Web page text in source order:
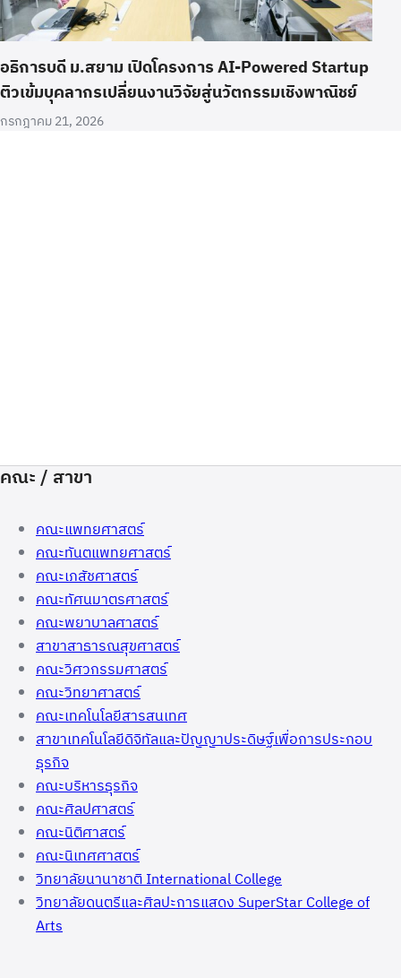
อธิการบดี ม.สยาม เปิดโครงการ AI-Powered Startup
ติวเข้มบุคลากรเปลี่ยนงานวิจัยสู่นวัตกรรมเชิงพาณิชย์
กรกฎาคม 21, 2026
คณะ / สาขา
คณะแพทยศาสตร์
คณะทันตแพทยศาสตร์
คณะเภสัชศาสตร์
คณะทัศนมาตรศาสตร์
คณะพยาบาลศาสตร์
สาขาสาธารณสุขศาสตร์
คณะวิศวกรรมศาสตร์
คณะวิทยาศาสตร์
คณะเทคโนโลยีสารสนเทศ
สาขาเทคโนโลยีดิจิทัลและปัญญาประดิษฐ์เพื่อการประกอบ
ธุรกิจ
คณะบริหารธุรกิจ
คณะศิลปศาสตร์
คณะนิติศาสตร์
คณะนิเทศศาสตร์
วิทยาลัยนานาชาติ International College
วิทยาลัยดนตรีและศิลปะการแสดง SuperStar College of
Arts